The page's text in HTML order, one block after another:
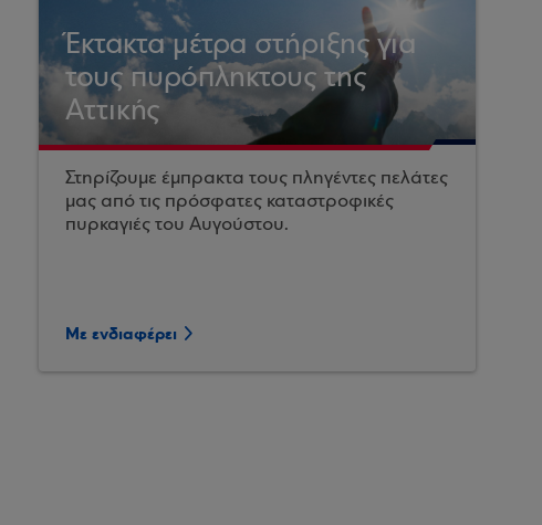
Έκτακτα μέτρα στήριξης για
τους πυρόπληκτους της
Αττικής
Στηρίζουμε έμπρακτα τους πληγέντες πελάτες
μας από τις πρόσφατες καταστροφικές
πυρκαγιές του Αυγούστου.
Με ενδιαφέρει